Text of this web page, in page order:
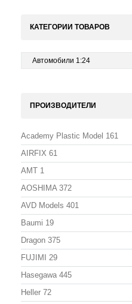
КАТЕГОРИИ ТОВАРОВ
ПРОИЗВОДИТЕЛИ
Academy Plastic Model 161
AIRFIX 61
AMT 1
AOSHIMA 372
AVD Models 401
Baumi 19
Dragon 375
FUJIMI 29
Hasegawa 445
Heller 72